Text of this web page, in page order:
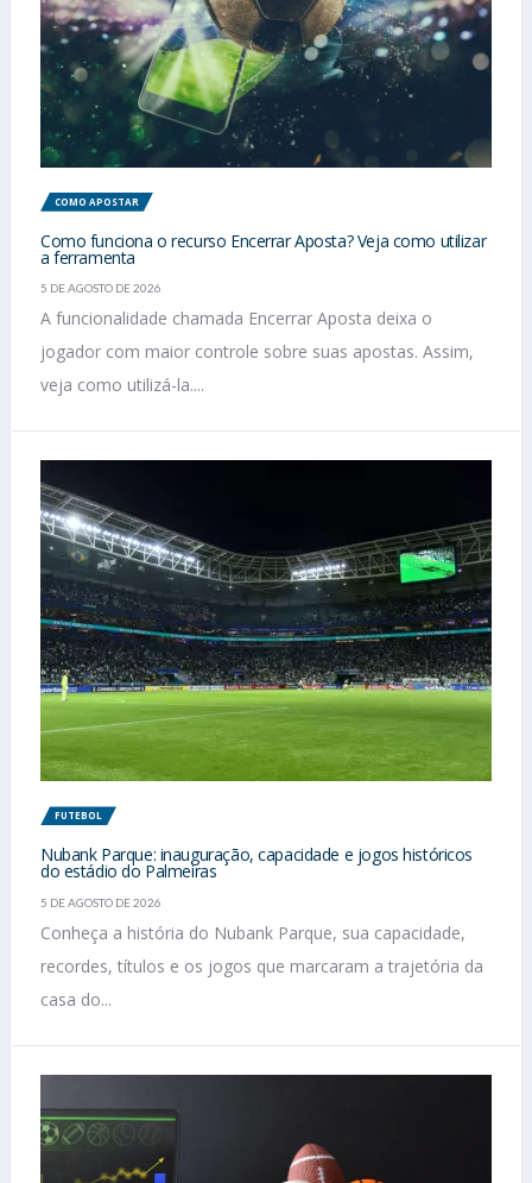
COMO APOSTAR
Como funciona o recurso Encerrar Aposta? Veja como utilizar
a ferramenta
5 DE AGOSTO DE 2026
A funcionalidade chamada Encerrar Aposta deixa o
jogador com maior controle sobre suas apostas. Assim,
veja como utilizá-la....
FUTEBOL
Nubank Parque: inauguração, capacidade e jogos históricos
do estádio do Palmeiras
5 DE AGOSTO DE 2026
Conheça a história do Nubank Parque, sua capacidade,
recordes, títulos e os jogos que marcaram a trajetória da
casa do...